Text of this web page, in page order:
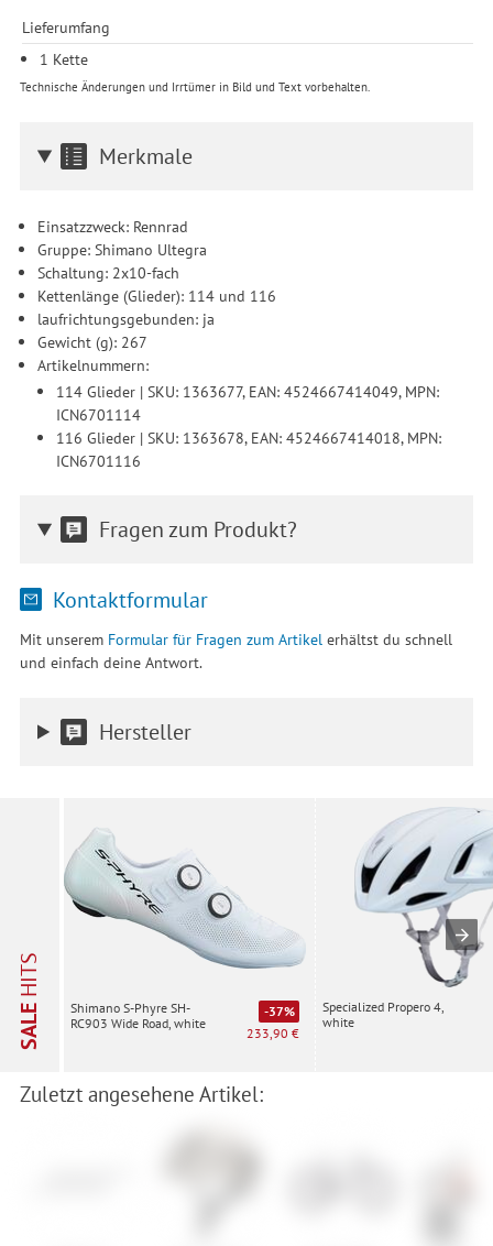
Lieferumfang
1 Kette
Technische Änderungen und Irrtümer in Bild und Text vorbehalten.
Merkmale
Einsatzzweck: Rennrad
Gruppe: Shimano Ultegra
Schaltung: 2x10-fach
Kettenlänge (Glieder): 114 und 116
laufrichtungsgebunden: ja
Gewicht (g): 267
Artikelnummern:
114 Glieder | SKU: 1363677, EAN: 4524667414049, MPN:
ICN6701114
116 Glieder | SKU: 1363678, EAN: 4524667414018, MPN:
ICN6701116
Fragen zum Produkt?
Kontaktformular
Mit unserem Formular für Fragen zum Artikelerhältst du schnell
und einfach deine Antwort.
Hersteller
SALE
HITS
Shimano S-Phyre SH-
RC903 Wide Road, white
-37%
233,90 €
Specialized Propero 4,
white
Zuletzt angesehene Artikel: